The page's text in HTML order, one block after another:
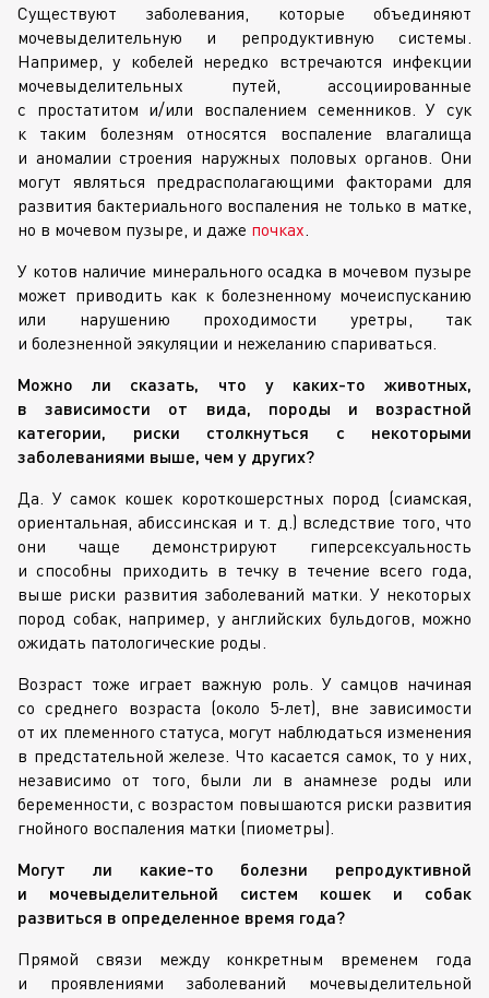
Существуют заболевания, которые объединяют
мочевыделительную и репродуктивную системы.
Например, у кобелей нередко встречаются инфекции
мочевыделительных путей, ассоциированные
с простатитом и/или воспалением семенников. У сук
к таким болезням относятся воспаление влагалища
и аномалии строения наружных половых органов. Они
могут являться предрасполагающими факторами для
развития бактериального воспаления не только в матке,
но в мочевом пузыре, и даже почках
У котов наличие минерального осадка в мочевом пузыре
может приводить как к болезненному мочеиспусканию
или нарушению проходимости уретры, так
и болезненной эякуляции и нежеланию спариваться.
Можно ли сказать, что у каких-то животных,
в зависимости от вида, породы и возрастной
категории, риски столкнуться с некоторыми
заболеваниями выше, чем у других?
Да. У самок кошек короткошерстных пород (сиамская,
ориентальная, абиссинская и т. д. ) вследствие того, что
они чаще демонстрируют гиперсексуальность
и способны приходить в течку в течение всего года,
выше риски развития заболеваний матки. У некоторых
пород собак, например, у английских бульдогов, можно
ожидать патологические роды.
Возраст тоже играет важную роль. У самцов начиная
со среднего возраста (около 5-лет), вне зависимости
от их племенного статуса, могут наблюдаться изменения
в предстательной железе. Что касается самок, то у них,
независимо от того, были ли в анамнезе роды или
беременности, с возрастом повышаются риски развития
гнойного воспаления матки (пиометры).
Могут ли какие-то болезни репродуктивной
и мочевыделительной систем кошек и собак
развиться в определенное время года?
Прямой связи между конкретным временем года
и проявлениями заболеваний мочевыделительной